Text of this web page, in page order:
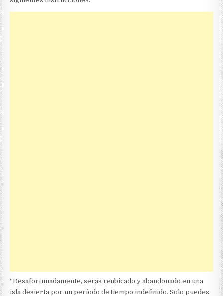
“Desafortunadamente, serás reubicado y abandonado en una
isla desierta por un período de tiempo indefinido. Solo puedes